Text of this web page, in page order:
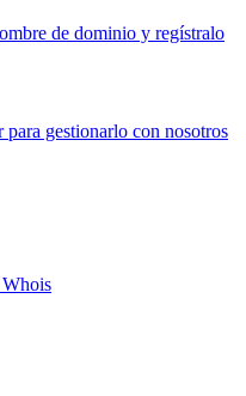
de dominio y regístralo
gestionarlo con nosotros